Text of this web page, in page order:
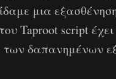
μια
Taproot script
των δαπανημένων